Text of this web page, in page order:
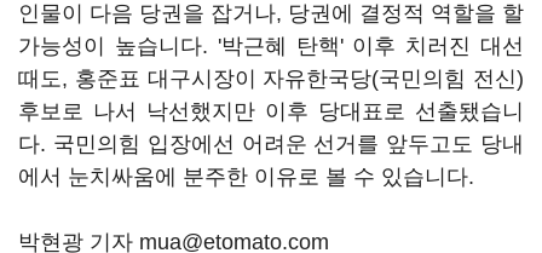
인물이 다음 당권을 잡거나, 당권에 결정적 역할을 할
가능성이 높습니다. '박근혜 탄핵' 이후 치러진 대선
때도, 홍준표 대구시장이 자유한국당(국민의힘 전신)
후보로 나서 낙선했지만 이후 당대표로 선출됐습니
다. 국민의힘 입장에선 어려운 선거를 앞두고도 당내
에서 눈치싸움에 분주한 이유로 볼 수 있습니다.
박현광 기자 mua@etomato.com